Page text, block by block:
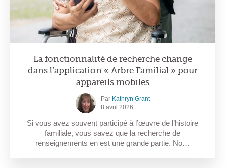
La fonctionnalité de recherche change
dans l’application « Arbre Familial » pour
appareils mobiles
Par Kathryn Grant
8 avril 2026
Si vous avez souvent participé à l’œuvre de l’histoire
familiale, vous savez que la recherche de
renseignements en est une grande partie. No…